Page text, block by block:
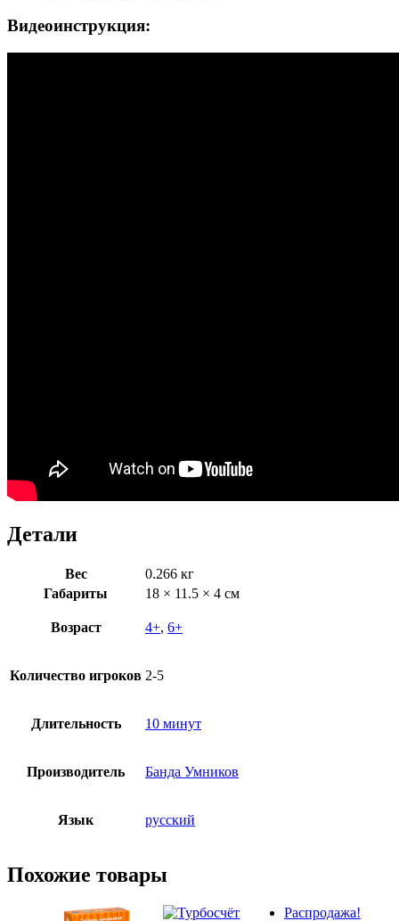
Видеоинструкция:
Детали
Вес
0.266 кг
Габариты
18 × 11.5 × 4 см
Возраст 4+, 6+
Количество игроков 2-5
Длительность 10 минут
Производитель Банда Умников
Язык русский
Похожие товары
Распродажа!